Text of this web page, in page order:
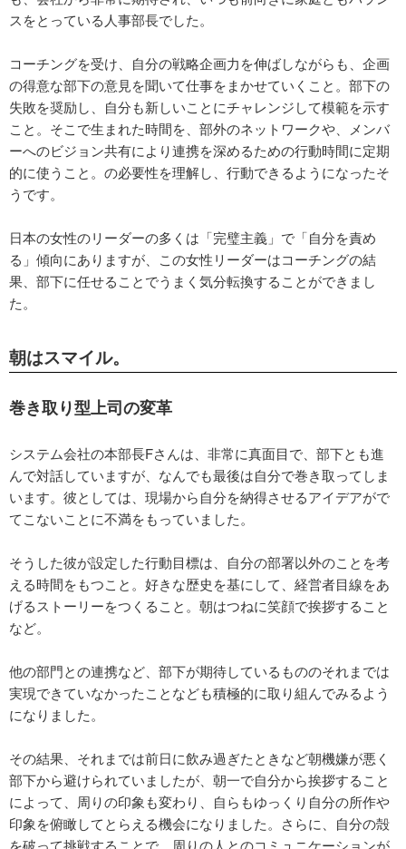
スをとっている人事部長でした。
コーチングを受け、自分の戦略企画力を伸ばしながらも、企画
の得意な部下の意見を聞いて仕事をまかせていくこと。部下の
失敗を奨励し、自分も新しいことにチャレンジして模範を示す
こと。そこで生まれた時間を、部外のネットワークや、メンバ
ーへのビジョン共有により連携を深めるための行動時間に定期
的に使うこと。の必要性を理解し、行動できるようになったそ
うです。
日本の女性のリーダーの多くは「完璧主義」で「自分を責め
る」傾向にありますが、この女性リーダーはコーチングの結
果、部下に任せることでうまく気分転換することができまし
た。
朝はスマイル。
巻き取り型上司の変革
システム会社の本部長Fさんは、非常に真面目で、部下とも進
んで対話していますが、なんでも最後は自分で巻き取ってしま
います。彼としては、現場から自分を納得させるアイデアがで
てこないことに不満をもっていました。
そうした彼が設定した行動目標は、自分の部署以外のことを考
える時間をもつこと。好きな歴史を基にして、経営者目線をあ
げるストーリーをつくること。朝はつねに笑顔で挨拶すること
など。
他の部門との連携など、部下が期待しているもののそれまでは
実現できていなかったことなども積極的に取り組んでみるよう
になりました。
その結果、それまでは前日に飲み過ぎたときなど朝機嫌が悪く
部下から避けられていましたが、朝一で自分から挨拶すること
によって、周りの印象も変わり、自らもゆっくり自分の所作や
印象を俯瞰してとらえる機会になりました。さらに、自分の殻
を破って挑戦することで、周りの人とのコミュニケーションが